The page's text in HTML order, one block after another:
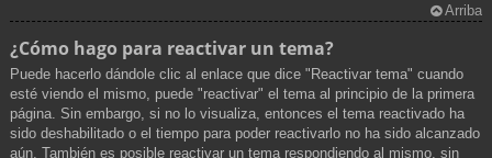
Arriba
¿Cómo hago para reactivar un tema?
Puede hacerlo dándole clic al enlace que dice "Reactivar tema" cuando
esté viendo el mismo, puede "reactivar" el tema al principio de la primera
página. Sin embargo, si no lo visualiza, entonces el tema reactivado ha
sido deshabilitado o el tiempo para poder reactivarlo no ha sido alcanzado
aún. También es posible reactivar un tema respondiendo al mismo, sin